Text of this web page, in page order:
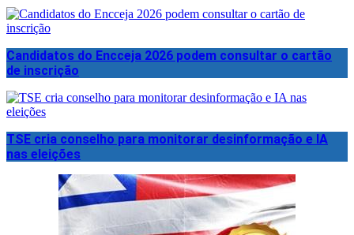
Candidatos do Encceja 2026 podem consultar o cartão
de inscrição
TSE cria conselho para monitorar desinformação e IA
nas eleições